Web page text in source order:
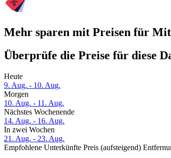
Mehr sparen mit Preisen für
Überprüfe die Preise für diese
Heute
9. Aug. - 10. Aug.
Morgen
10. Aug. - 11. Aug.
Nächstes Wochenende
14. Aug. - 16. Aug.
In zwei Wochen
21. Aug. - 23. Aug.
Empfohlene Unterkünfte Preis (aufsteigend)